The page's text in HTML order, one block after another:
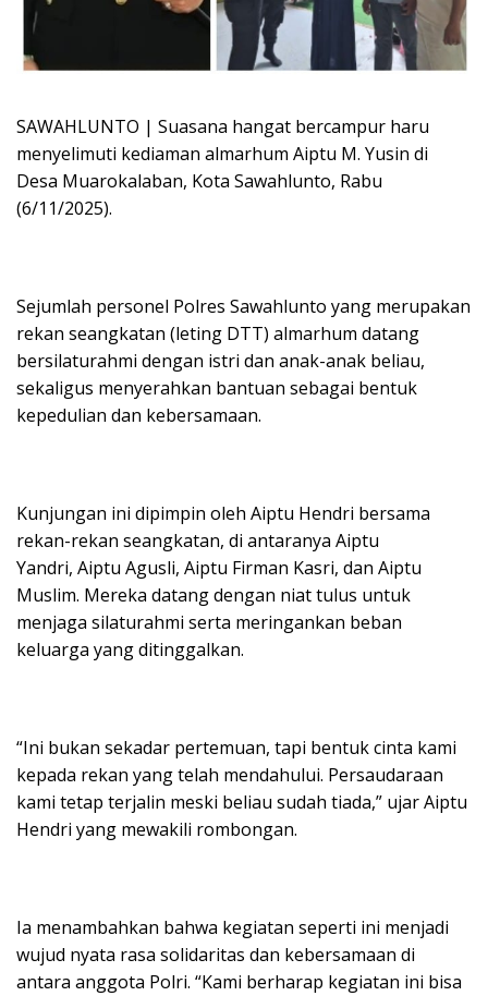
SAWAHLUNTO | Suasana hangat bercampur haru
menyelimuti kediaman almarhum Aiptu M. Yusin di
Desa Muarokalaban, Kota Sawahlunto, Rabu
(6/11/2025).
Sejumlah personel Polres Sawahlunto yang merupakan
rekan seangkatan (leting DTT) almarhum datang
bersilaturahmi dengan istri dan anak-anak beliau,
sekaligus menyerahkan bantuan sebagai bentuk
kepedulian dan kebersamaan.
Kunjungan ini dipimpin oleh Aiptu Hendri bersama
rekan-rekan seangkatan, di antaranya Aiptu
Yandri, Aiptu Agusli, Aiptu Firman Kasri, dan Aiptu
Muslim. Mereka datang dengan niat tulus untuk
menjaga silaturahmi serta meringankan beban
keluarga yang ditinggalkan.
“Ini bukan sekadar pertemuan, tapi bentuk cinta kami
kepada rekan yang telah mendahului. Persaudaraan
kami tetap terjalin meski beliau sudah tiada,” ujar Aiptu
Hendri yang mewakili rombongan.
Ia menambahkan bahwa kegiatan seperti ini menjadi
wujud nyata rasa solidaritas dan kebersamaan di
antara anggota Polri. “Kami berharap kegiatan ini bisa